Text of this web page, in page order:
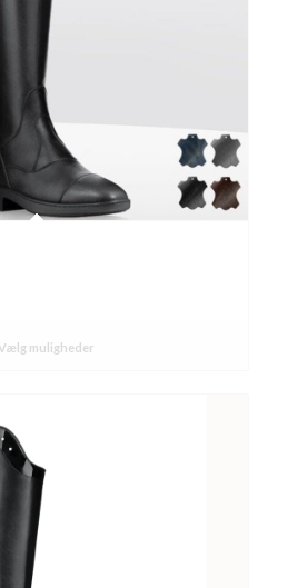
muligheder